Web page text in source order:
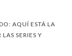
AQUÍ ESTÁ LA
SERIES Y